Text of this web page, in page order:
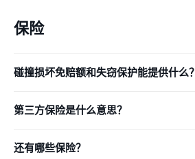
保险
碰撞损坏免赔额和失窃保护能提供什么？
第三方保险是什么意思？
还有哪些保险？